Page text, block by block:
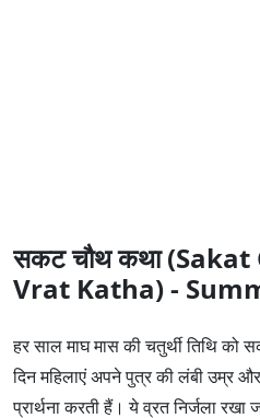
सकट चौथ कथा
Vrat Katha) -
हर साल माघ मास की चतुर्थी तिथि को
दिन महिलाएं अपने पुत्र की लंबी उम्र
प्रार्थना करती हैं। ये व्रत निर्जला